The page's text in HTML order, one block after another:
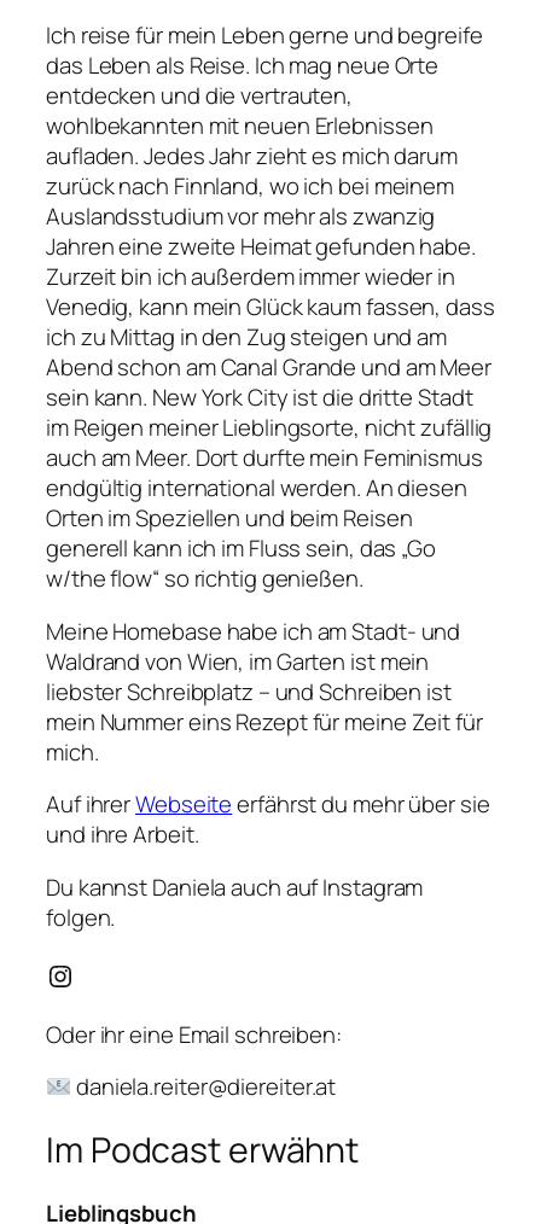
Ich reise für mein Leben gerne und begreife
das Leben als Reise. Ich mag neue Orte
entdecken und die vertrauten,
wohlbekannten mit neuen Erlebnissen
aufladen. Jedes Jahr zieht es mich darum
zurück nach Finnland, wo ich bei meinem
Auslandsstudium vor mehr als zwanzig
Jahren eine zweite Heimat gefunden habe.
Zurzeit bin ich außerdem immer wieder in
Venedig, kann mein Glück kaum fassen, dass
ich zu Mittag in den Zug steigen und am
Abend schon am Canal Grande und am Meer
sein kann. New York City ist die dritte Stadt
im Reigen meiner Lieblingsorte, nicht zufällig
auch am Meer. Dort durfte mein Feminismus
endgültig international werden. An diesen
Orten im Speziellen und beim Reisen
generell kann ich im Fluss sein, das „Go
w/the flow“ so richtig genießen.
Meine Homebase habe ich am Stadt- und
Waldrand von Wien, im Garten ist mein
liebster Schreibplatz – und Schreiben ist
mein Nummer eins Rezept für meine Zeit für
mich.
Auf ihrerWebseiteerfährst du mehr über sie
und ihre Arbeit.
Du kannst Daniela auch auf Instagram
folgen.
Instagram
Oder ihr eine Email schreiben:
daniela.reiter@diereiter.at
Im Podcast erwähnt
Lieblingsbuch